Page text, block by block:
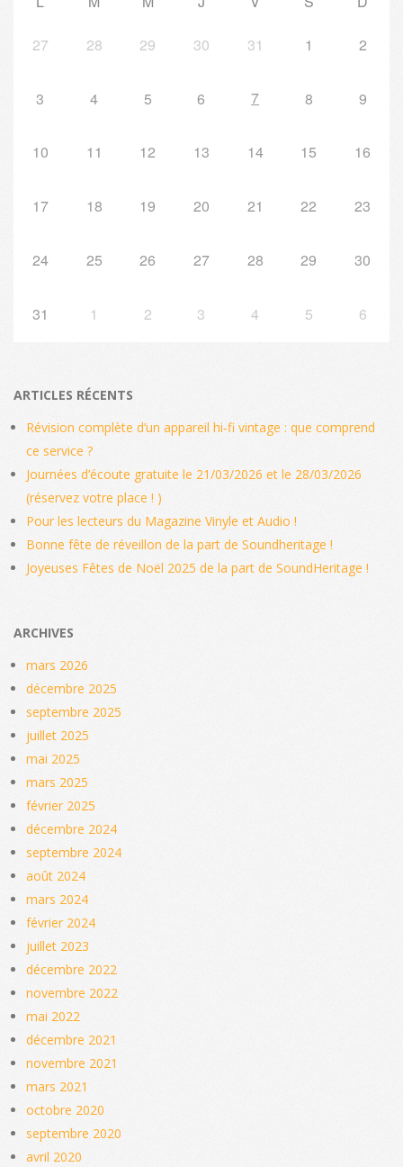
27 28 29 30 31 1 2
3 4 5 6 7 8 9
10 11 12 13 14 15 16
17 18 19 20 21 22 23
24 25 26 27 28 29 30
31 1 2 3 4 5 6
ARTICLES RÉCENTS
Révision complète d’un appareil hi‑fi vintage : que comprend
ce service ?
Journées d’écoute gratuite le 21/03/2026 et le 28/03/2026
(réservez votre place ! )
Pour les lecteurs du Magazine Vinyle et Audio !
Bonne fête de réveillon de la part de Soundheritage !
Joyeuses Fêtes de Noël 2025 de la part de SoundHeritage !
ARCHIVES
mars 2026
décembre 2025
septembre 2025
juillet 2025
mai 2025
mars 2025
février 2025
décembre 2024
septembre 2024
août 2024
mars 2024
février 2024
juillet 2023
décembre 2022
novembre 2022
mai 2022
décembre 2021
novembre 2021
mars 2021
octobre 2020
septembre 2020
avril 2020